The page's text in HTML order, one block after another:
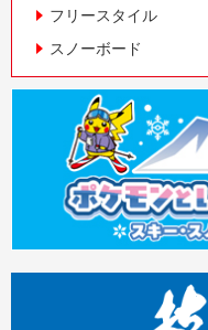
フリースタイル
スノーボード